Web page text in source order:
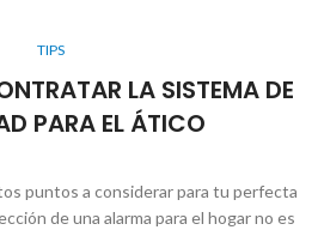
TIPS
LA SISTEMA DE
PARA EL ÁTICO
puntos a considerar para tu perfecta
de una alarma para el hogar no es